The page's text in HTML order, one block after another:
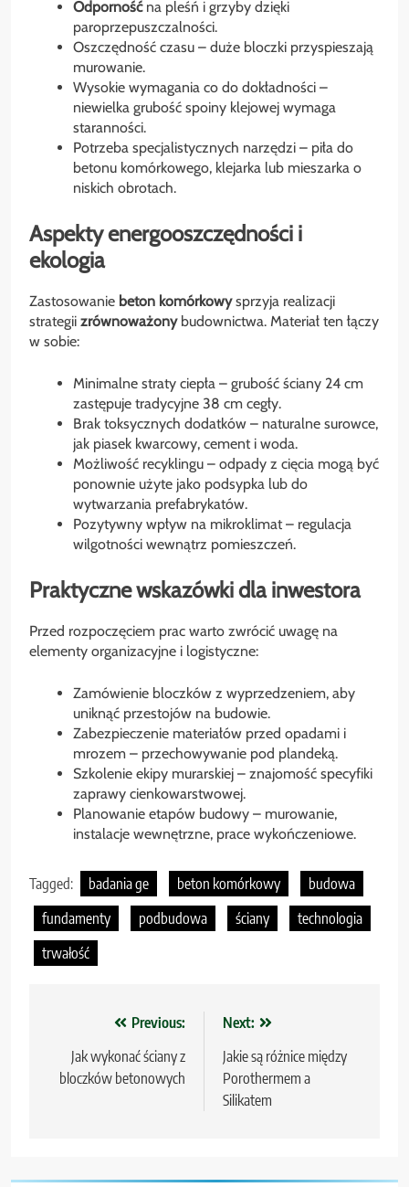
Odpornośćna pleśń i grzyby dzięki
paroprzepuszczalności.
Oszczędność czasu – duże bloczki przyspieszają
murowanie.
Wysokie wymagania co do dokładności –
niewielka grubość spoiny klejowej wymaga
staranności.
Potrzeba specjalistycznych narzędzi – piła do
betonu komórkowego, klejarka lub mieszarka o
niskich obrotach.
Aspekty energooszczędności i
ekologia
Zastosowanie beton komórkowysprzyja realizacji
strategii zrównoważonybudownictwa. Materiał ten łączy
w sobie:
Minimalne straty ciepła – grubość ściany 24 cm
zastępuje tradycyjne 38 cm cegły.
Brak toksycznych dodatków – naturalne surowce,
jak piasek kwarcowy, cement i woda.
Możliwość recyklingu – odpady z cięcia mogą być
ponownie użyte jako podsypka lub do
wytwarzania prefabrykatów.
Pozytywny wpływ na mikroklimat – regulacja
wilgotności wewnątrz pomieszczeń.
Praktyczne wskazówki dla inwestora
Przed rozpoczęciem prac warto zwrócić uwagę na
elementy organizacyjne i logistyczne:
Zamówienie bloczków z wyprzedzeniem, aby
uniknąć przestojów na budowie.
Zabezpieczenie materiałów przed opadami i
mrozem – przechowywanie pod plandeką.
Szkolenie ekipy murarskiej – znajomość specyfiki
zaprawy cienkowarstwowej.
Planowanie etapów budowy – murowanie,
instalacje wewnętrzne, prace wykończeniowe.
Tagged: badania ge beton komórkowy
budowa
fundamenty
podbudowa ściany
technologia
trwałość
Nawigacja
wpisu
Previous:
Jak wykonać ściany z
bloczków betonowych
Next:
Jakie są różnice między
Porothermem a
Silikatem